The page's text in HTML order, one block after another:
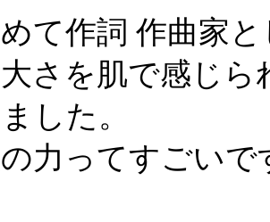
て作詞 作曲家
さを肌で感じら
した。
力ってすごいで